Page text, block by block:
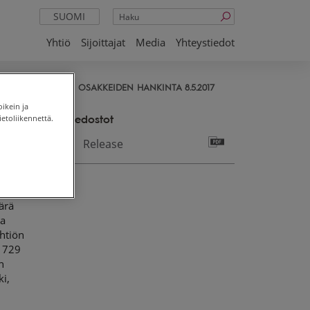
SUOMI
Haku
Yhtiö
Sijoittajat Media Yhteystiedot
OYJ: OMIEN OSAKKEIDEN HANKINTA 8.5.2017
Tiedostot
Release
ja